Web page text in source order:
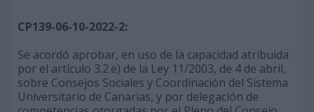
CP139-06-10-2022-2:
Se acordó aprobar, en uso de la capacidad atribuida
por el artículo 3.2.e) de la Ley 11/2003, de 4 de abril,
sobre Consejos Sociales y Coordinación del Sistema
Universitario de Canarias, y por delegación de